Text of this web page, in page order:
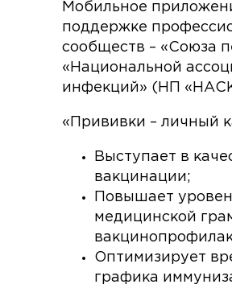
Мобильное
поддержке
сообществ – «Союза
«Национальной
инфекций» (НП
«Прививки – личный
Выступает в
вакцинации;
Повышает
медицинской
Оптимизирует
графика